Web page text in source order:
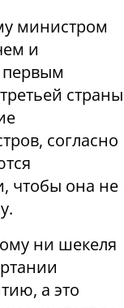
министром
и
страны
согласно
чтобы она не
ни шекеля
а это